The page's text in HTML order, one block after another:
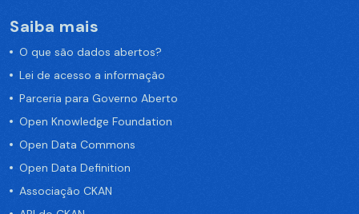
Saiba mais
O que são dados abertos?
Lei de acesso a informação
Parceria para Governo Aberto
Open Knowledge Foundation
Open Data Commons
Open Data Definition
Associação CKAN